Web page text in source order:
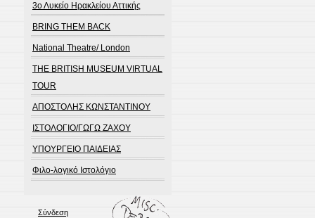
3ο Λυκείο Ηρακλείου Αττικής
BRING THEM BACK
National Theatre/ London
THE BRITISH MUSEUM VIRTUAL
TOUR
ΑΠΟΣΤΟΛΗΣ ΚΩΝΣΤΑΝΤΙΝΟΥ
ΙΣΤΟΛΟΓΙΟ/ΓΩΓΩ ΖΑΧΟΥ
ΥΠΟΥΡΓΕΙΟ ΠΑΙΔΕΙΑΣ
Φιλο-λογικό Ιστολόγιο
Σύνδεση